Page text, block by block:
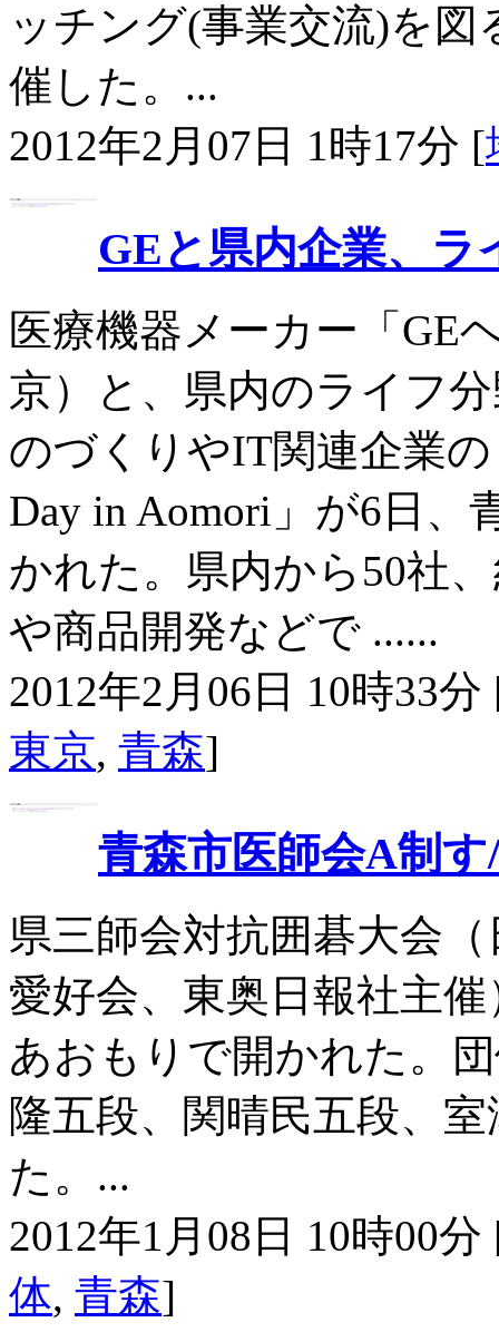
ッチング(事業交流)を図
催した。...
2012年2月07日 1時17分 [
GEと県内企業、ラ
医療機器メーカー「GE
京）と、県内のライフ
のづくりやIT関連企業
Day in Aomori」が6日、
かれた。県内から50社
や商品開発などで ......
2012年2月06日 10時33分
東京, 青森]
青森市医師会A制
県三師会対抗囲碁大会
愛好会、東奥日報社主
あおもりで開かれた。
隆五段、関晴民五段、
た。...
2012年1月08日 10時00分
体, 青森]